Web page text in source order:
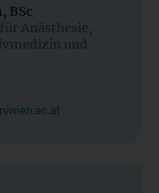
BSc
Anästhesie,
und